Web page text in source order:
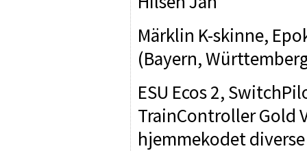
Märklin K-skinne,
(Bayern,
ESU Ecos 2,
TrainController Gold
hjemmekodet diverse